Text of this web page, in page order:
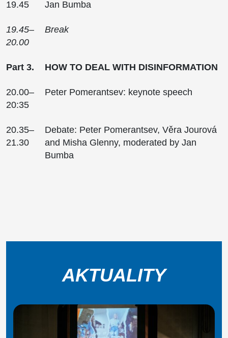
19.45
Jan Bumba
19.45–
20.00
Break
Part 3. HOW TO DEAL WITH DISINFORMATION
20.00–
20:35
Peter Pomerantsev: keynote speech
20.35–
21.30
Debate: Peter Pomerantsev, Věra Jourová
and Misha Glenny, moderated by Jan
Bumba
AKTUALITY